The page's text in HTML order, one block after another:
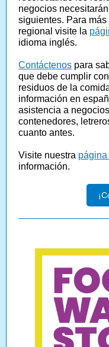
negocios
siguientes. Para
regional visite la
idioma inglés.
Contáctenos para
que debe cumplir
residuos de la
información en
asistencia a
contenedores,
cuanto antes.
Visite nuestra
información.